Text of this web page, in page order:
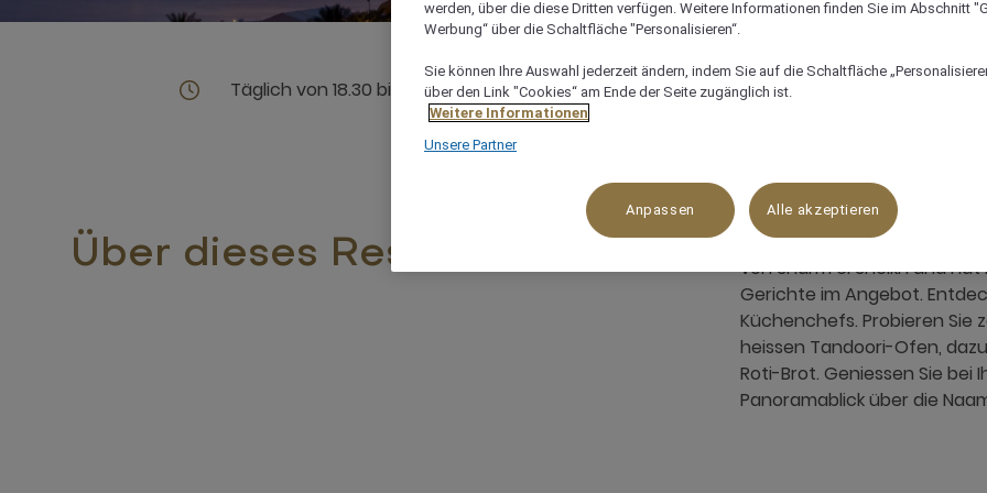
Täglich von 18.30 bis 22.30 Uhr Naama Bay 46619 South Sinai, 46619, sharm-el-
Über dieses Restaurant
Das indische Restaurant
von Sharm el Sheikh und
Gerichte im Angebot.
Küchenchefs. Probieren Sie
heissen Tandoori-Ofen,
Roti-Brot. Geniessen Sie
Panoramablick über die
werden, über die diese Dritten verfügen. Weitere Informationen finden Sie im Abschnitt
Werbung“ über die Schaltfläche "Personalisieren“.
Sie können Ihre Auswahl jederzeit ändern, indem Sie auf die Schaltfläche
über den Link "Cookies“ am Ende der Seite zugänglich ist.
Weitere Informationen
Unsere Partner
Anpassen Alle akzeptieren